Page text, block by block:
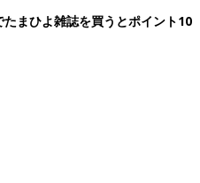
まひよ雑誌を買うとポイント10